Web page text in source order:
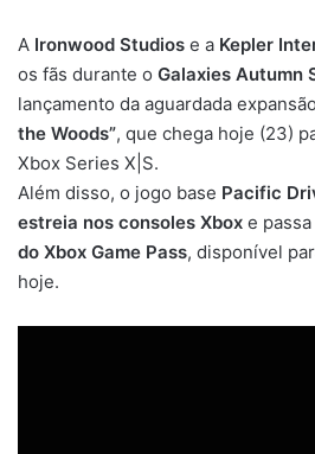
A Ironwood Studios e a Kepler
os fãs durante o Galaxies Autumn
lançamento da aguardada
the Woods”, que chega hoje (23)
Xbox Series X|S.
Além disso, o jogo base Pacific
estreia nos consoles Xbox e
do Xbox Game Pass, disponível
hoje.